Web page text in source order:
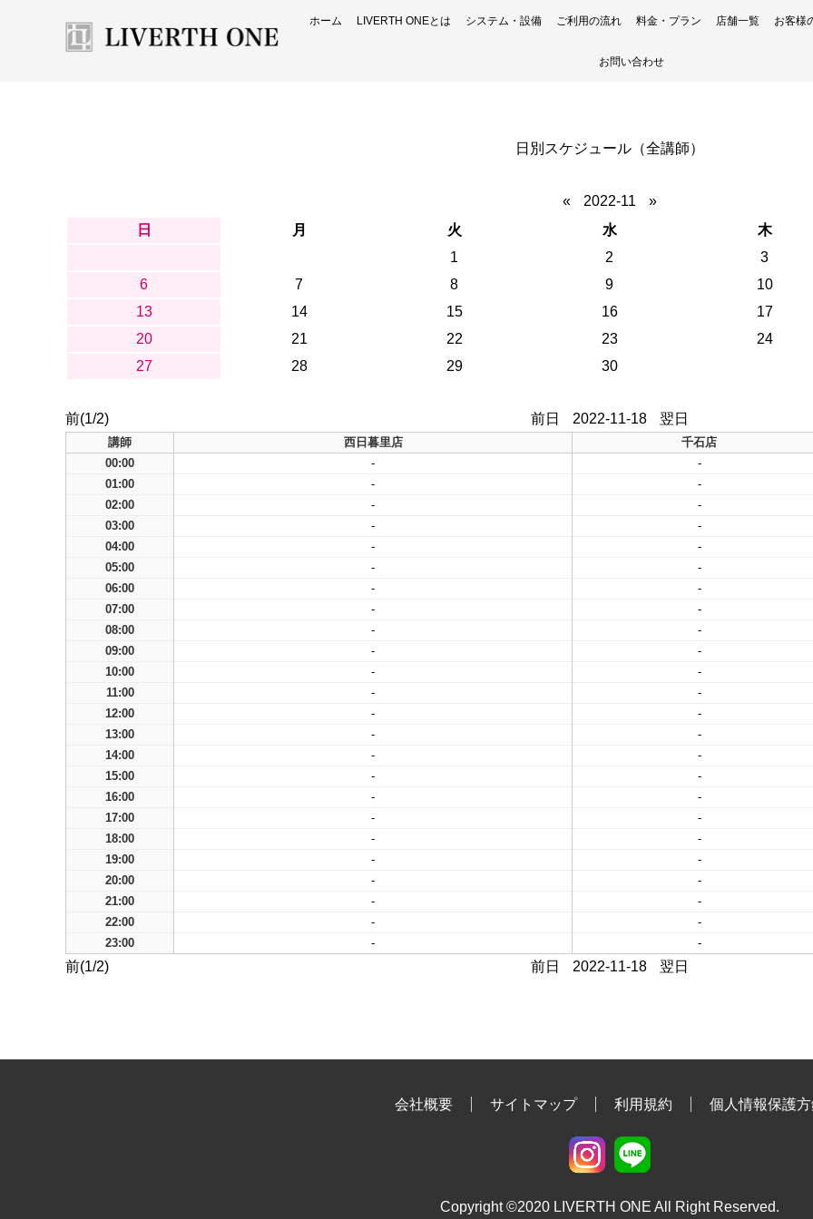
ホーム LIVERTH ONEとは システム・設備 ご利用の流れ 料金・プラン 店舗一覧 お客様
お問い合わせ
日別スケジュール（全講師）
« 2022-11 »
日 月 火 水 木
1
2 3
6
7 8 9 10
13
14 15 16 17
20
21 22 23 24
27
28 29 30
前(1/2) 前日 2022-11-18 翌日
講師 西日暮里店 千石店
00:00
- -
01:00
- -
02:00
- -
03:00
- -
04:00
- -
05:00
- -
06:00
- -
07:00
- -
08:00
- -
09:00
- -
10:00
- -
11:00
- -
12:00
- -
13:00
- -
14:00
- -
15:00
- -
16:00
- -
17:00
- -
18:00
- -
19:00
- -
20:00
- -
21:00
- -
22:00
- -
23:00
- -
前(1/2) 前日 2022-11-18 翌日
会社概要 サイトマップ 利用規約 個人情報保護
Copyright ©2020 LIVERTH ONE All Right Reserved.